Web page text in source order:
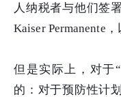
人纳税者与他们签
Kaiser Permanente
但是实际上，对于
的：对于预防性计